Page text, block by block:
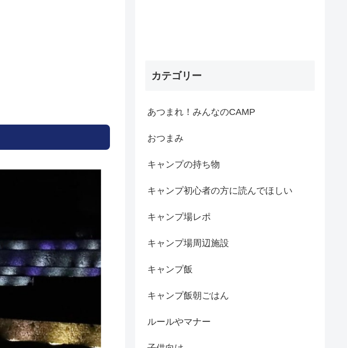
カテゴリー
あつまれ！みんなのCAMP
おつまみ
キャンプの持ち物
キャンプ初心者の方に読んでほしい
キャンプ場レポ
キャンプ場周辺施設
キャンプ飯
キャンプ飯朝ごはん
ルールやマナー